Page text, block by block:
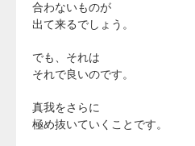
合わないものが
出て来るでしょう。
でも、それは
それで良いのです。
真我をさらに
極め抜いていくことです。